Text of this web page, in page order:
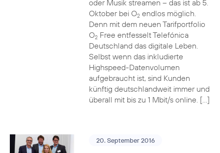
oder Musik streamen – das ist ab 5.
Oktober bei O2endlos möglich.
Denn mit dem neuen Tarifportfolio
O2Free entfesselt Telefónica
Deutschland das digitale Leben.
Selbst wenn das inkludierte
Highspeed-Datenvolumen
aufgebraucht ist, sind Kunden
künftig deutschlandweit immer und
überall mit bis zu 1 Mbit/s online. […]
20. September 2016